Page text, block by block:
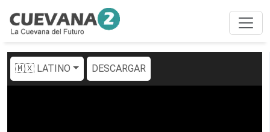
🇲🇽 LATINO DESCARGAR